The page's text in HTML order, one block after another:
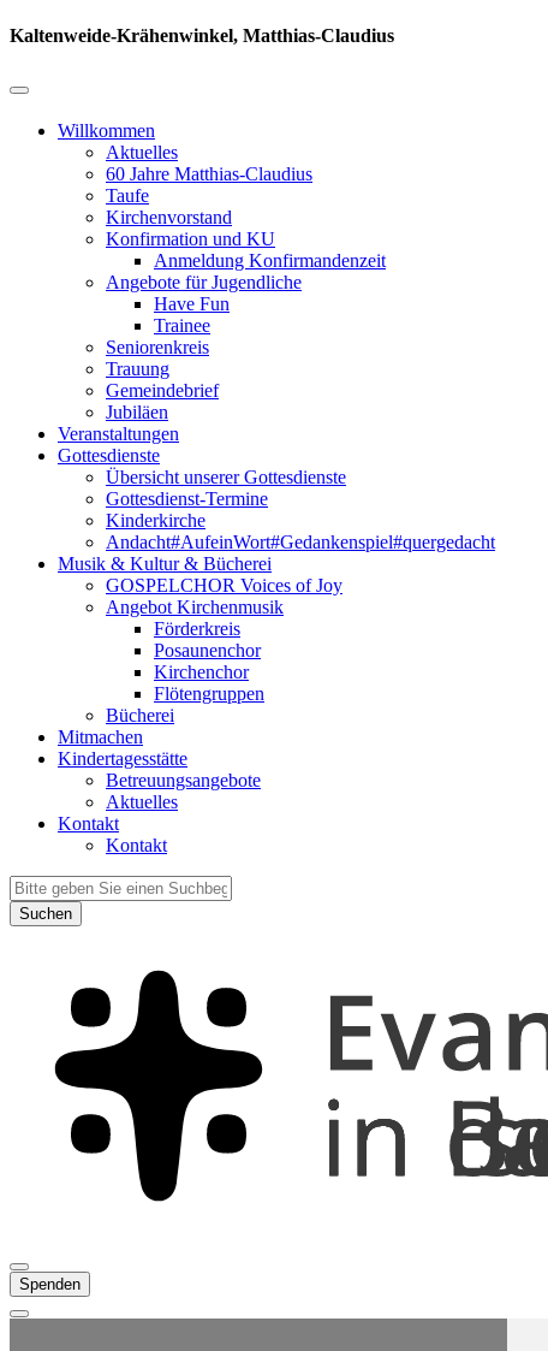
Kaltenweide-Krähenwinkel, Matthias-Claudius
Willkommen
Aktuelles
60 Jahre Matthias-Claudius
Taufe
Kirchenvorstand
Konfirmation und KU
Anmeldung Konfirmandenzeit
Angebote für Jugendliche
Have Fun
Trainee
Seniorenkreis
Trauung
Gemeindebrief
Jubiläen
Veranstaltungen
Gottesdienste
Übersicht unserer Gottesdienste
Gottesdienst-Termine
Kinderkirche
Andacht#AufeinWort#Gedankenspiel#quergedacht
Musik & Kultur & Bücherei
GOSPELCHOR Voices of Joy
Angebot Kirchenmusik
Förderkreis
Posaunenchor
Kirchenchor
Flötengruppen
Bücherei
Mitmachen
Kindertagesstätte
Betreuungsangebote
Aktuelles
Kontakt
Kontakt
Suchen
Spenden